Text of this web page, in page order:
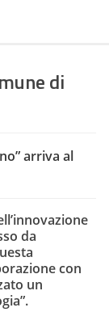
di
arriva al
da
con
un